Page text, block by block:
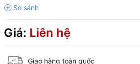
Giá: Liên hệ
Giao hàng toàn quốc